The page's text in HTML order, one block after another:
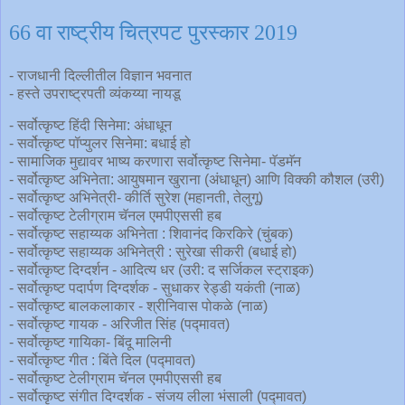
66 वा राष्ट्रीय चित्रपट पुरस्कार 2019
- राजधानी दिल्लीतील विज्ञान भवनात
- हस्ते उपराष्ट्रपती व्यंकय्या नायडू
- सर्वोत्कृष्ट हिंदी सिनेमा: अंधाधून
- सर्वोत्कृष्ट पॉप्युलर सिनेमा: बधाई हो
- सामाजिक मुद्यावर भाष्य करणारा सर्वोत्कृष्ट सिनेमा- पॅडमॅन
- सर्वोत्कृष्ट अभिनेता: आयुषमान खुराना (अंधाधून) आणि विक्की कौशल (उरी)
- सर्वोत्कृष्ट अभिनेत्री- कीर्ति सुरेश (महानती, तेलुगू)
- सर्वोत्कृष्ट टेलीग्राम चॅनल एमपीएससी हब
- सर्वोत्कृष्ट सहाय्यक अभिनेता : शिवानंद किरकिरे (चुंबक)
- सर्वोत्कृष्ट सहाय्यक अभिनेत्री : सुरेखा सीकरी (बधाई हो)
- सर्वोत्कृष्ट दिग्दर्शन - आदित्य धर (उरी: द सर्जिकल स्ट्राइक)
- सर्वोत्कृष्ट पदार्पण दिग्दर्शक - सुधाकर रेड्डी यकंती (नाळ)
- सर्वोत्कृष्ट बालकलाकार - श्रीनिवास पोकळे (नाळ)
- सर्वोत्कृष्ट गायक - अरिजीत सिंह (पद्मावत)
- सर्वोत्कृष्ट गायिका- बिंदू मालिनी
- सर्वोत्कृष्ट गीत : बिंते दिल (पद्मावत)
- सर्वोत्कृष्ट टेलीग्राम चॅनल एमपीएससी हब
- सर्वोत्कृष्ट संगीत दिग्दर्शक - संजय लीला भंसाली (पद्मावत)